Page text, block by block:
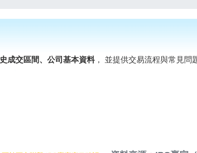
成交區間、公司基本資料， 並提供交易流程與常見問